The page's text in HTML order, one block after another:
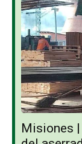
Misiones